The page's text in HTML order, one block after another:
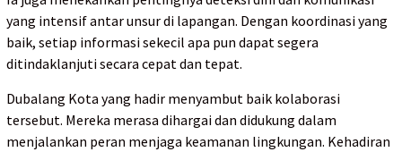
yang intensif antar unsur di lapangan. Dengan koordinasi yang
baik, setiap informasi sekecil apa pun dapat segera
ditindaklanjuti secara cepat dan tepat.
Dubalang Kota yang hadir menyambut baik kolaborasi
tersebut. Mereka merasa dihargai dan didukung dalam
menjalankan peran menjaga keamanan lingkungan. Kehadiran